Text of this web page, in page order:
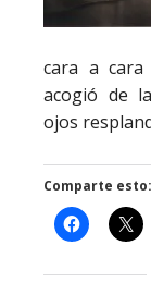
cara a cara
acogió de
ojos
Comparte esto: